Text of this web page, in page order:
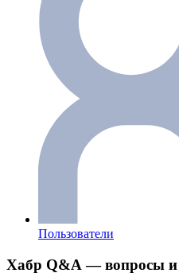
Пользователи
Хабр Q&A — вопросы и